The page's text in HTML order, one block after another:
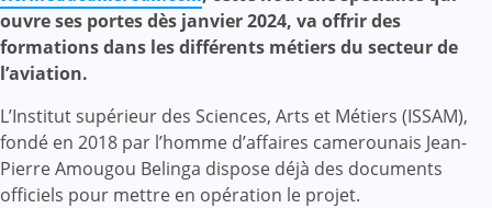
ouvre ses portes dès janvier 2024, va offrir des
formations dans les différents métiers du secteur de
l’aviation.
L’Institut supérieur des Sciences, Arts et Métiers (ISSAM),
fondé en 2018 par l’homme d’affaires camerounais Jean-
Pierre Amougou Belinga dispose déjà des documents
officiels pour mettre en opération le projet.